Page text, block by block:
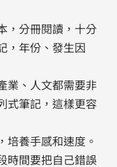
，分冊閱讀，十分
，年份、發生因
業、人文都需要非
式筆記，這樣更容
培養手感和速度。
時間要把自己錯誤